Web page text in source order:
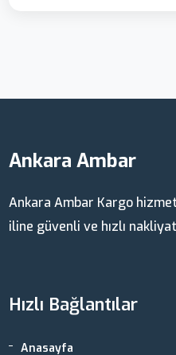
Ankara Ambar
Ankara Ambar Kargo
iline güvenli ve hızlı
Hızlı Bağlantılar
Anasayfa